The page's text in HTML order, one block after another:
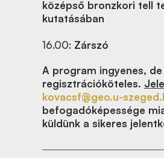
középső bronzkori tell
kutatásában
16.00: Zárszó
A program ingyenes, de
regisztrációköteles.
kovacsf@geo.u-
befogadóképessége
küldünk a sikeres